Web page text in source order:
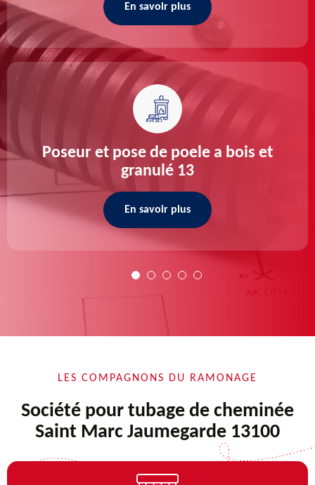
En savoir plus
Poseur et pose de poele a bois et
granulé 13
En savoir plus
LES COMPAGNONS DU RAMONAGE
Société pour tubage de cheminée
Saint Marc Jaumegarde 13100